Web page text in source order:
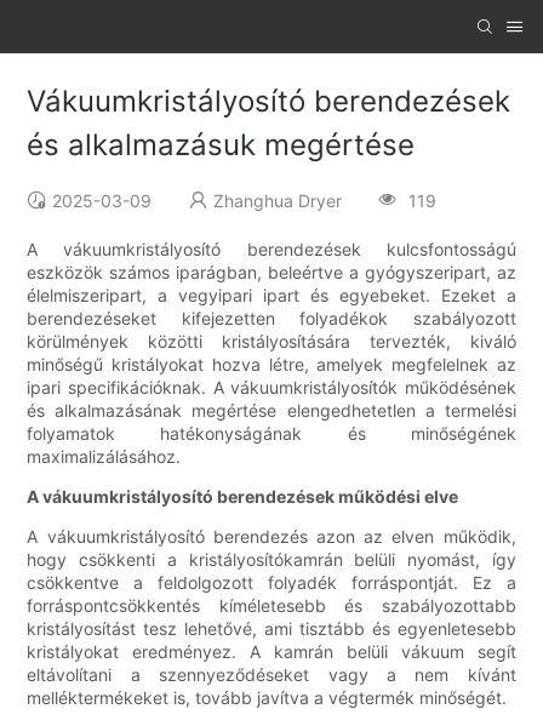
Vákuumkristályosító berendezések
és alkalmazásuk megértése
2025-03-09 Zhanghua Dryer 119
A vákuumkristályosító berendezések kulcsfontosságú
eszközök számos iparágban, beleértve a gyógyszeripart, az
élelmiszeripart, a vegyipari ipart és egyebeket. Ezeket a
berendezéseket kifejezetten folyadékok szabályozott
körülmények közötti kristályosítására tervezték, kiváló
minőségű kristályokat hozva létre, amelyek megfelelnek az
ipari specifikációknak. A vákuumkristályosítók működésének
és alkalmazásának megértése elengedhetetlen a termelési
folyamatok hatékonyságának és minőségének
maximalizálásához.
A vákuumkristályosító berendezések működési elve
A vákuumkristályosító berendezés azon az elven működik,
hogy csökkenti a kristályosítókamrán belüli nyomást, így
csökkentve a feldolgozott folyadék forráspontját. Ez a
forráspontcsökkentés kíméletesebb és szabályozottabb
kristályosítást tesz lehetővé, ami tisztább és egyenletesebb
kristályokat eredményez. A kamrán belüli vákuum segít
eltávolítani a szennyeződéseket vagy a nem kívánt
melléktermékeket is, tovább javítva a végtermék minőségét.